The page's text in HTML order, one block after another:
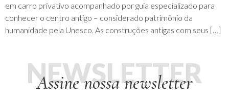
em carro privativo acompanhado por guia especializado para
conhecer o centro antigo – considerado patrimônio da
humanidade pela Unesco. As construções antigas com seus […]
Assine nossa newsletter
NEWSLETTER